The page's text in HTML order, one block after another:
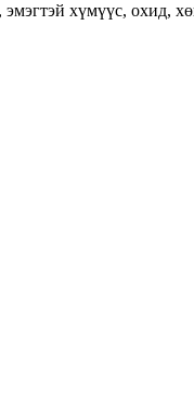
хүмүүс, охид,